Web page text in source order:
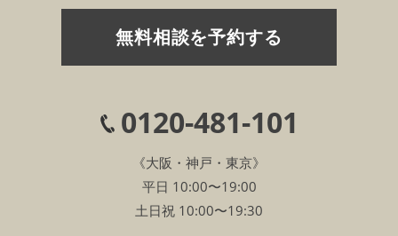
無料相談を予約する
0120-481-101
《大阪・神戸・東京》
平日 10:00〜19:00
土日祝 10:00〜19:30